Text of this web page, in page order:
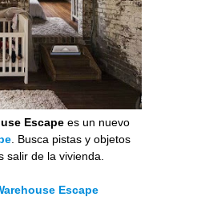
Escape es un nuevo
. Busca pistas y objetos
salir de la vivienda.
Escape